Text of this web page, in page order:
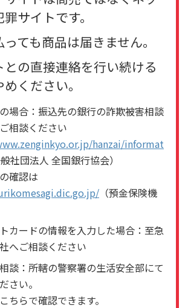
サイトです。
ても商品は届きません。
の直接連絡を行い続ける
ください。
場合：振込先の銀行の詐欺被害相談
相談ください
hanzai/informat
般社団法人 全国銀行協会）
確認は
（預金保険機
カードの情報を入力した場合：至急
へご相談ください
談：所轄の警察署の生活安全部にて
さい。
ちらで確認できます。